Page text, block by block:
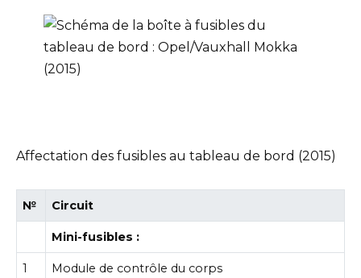
Affectation des fusibles au tableau de bord (2015)
№ Circuit
Mini-fusibles :
1 Module de contrôle du corps